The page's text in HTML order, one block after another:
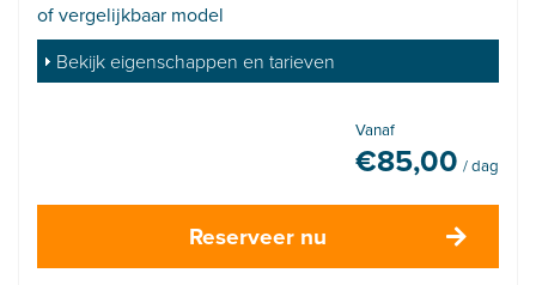
of vergelijkbaar model
Bekijk eigenschappen en tarieven
Vanaf
€85,00 / dag
Reserveer nu